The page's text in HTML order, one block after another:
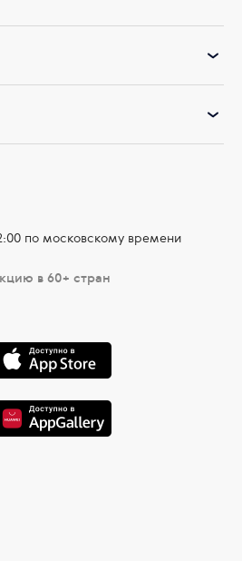
показала удивительные
собственной гиалуроновой
кожи на 152%, синтеза
морщин становится
по московскому времени
в 60+ стран